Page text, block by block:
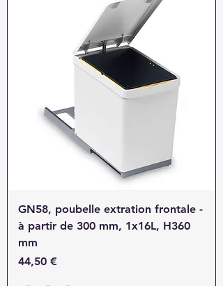
GN58, poubelle extration frontale -
à partir de 300 mm, 1x16L, H360
mm
Prix
44,50 €